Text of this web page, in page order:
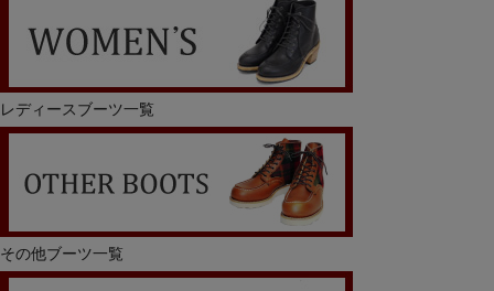
レディースブーツ一覧
その他ブーツ一覧